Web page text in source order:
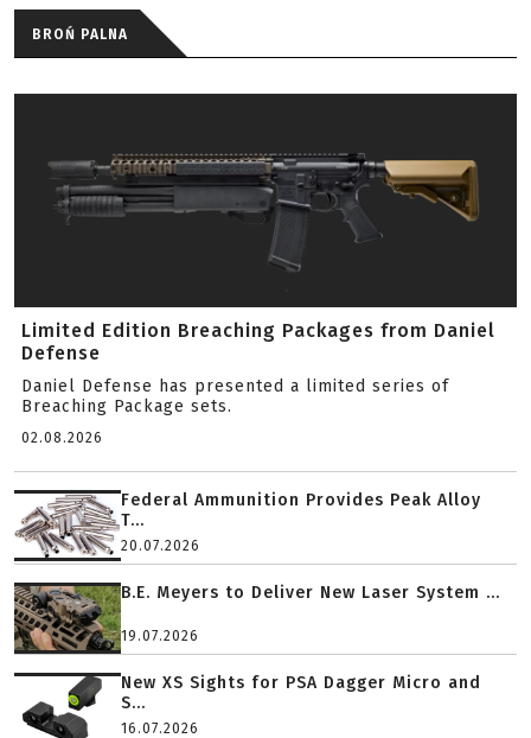
BROŃ PALNA
Limited Edition Breaching Packages from Daniel
Defense
Daniel Defense has presented a limited series of
Breaching Package sets.
02.08.2026
Federal Ammunition Provides Peak Alloy
T...
20.07.2026
B.E. Meyers to Deliver New Laser System ...
19.07.2026
New XS Sights for PSA Dagger Micro and
S...
16.07.2026